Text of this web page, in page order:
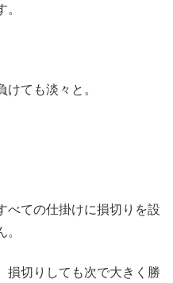
ても淡々と。
べての仕掛けに損切りを設
損切りしても次で大きく勝